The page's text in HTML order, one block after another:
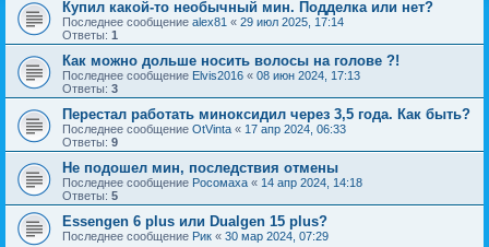
Купил какой-то необычный мин. Подделка или нет?
Последнее сообщение alex81 « 29 июл 2025, 17:14
Ответы: 1
Как можно дольше носить волосы на голове ?!
Последнее сообщение Elvis2016 « 08 июн 2024, 17:13
Ответы: 3
Перестал работать миноксидил через 3,5 года. Как быть?
Последнее сообщение OtVinta « 17 апр 2024, 06:33
Ответы: 9
Не подошел мин, последствия отмены
Последнее сообщение Росомаха « 14 апр 2024, 14:18
Ответы: 5
Essengen 6 plus или Dualgen 15 plus?
Последнее сообщение Рик « 30 мар 2024, 07:29